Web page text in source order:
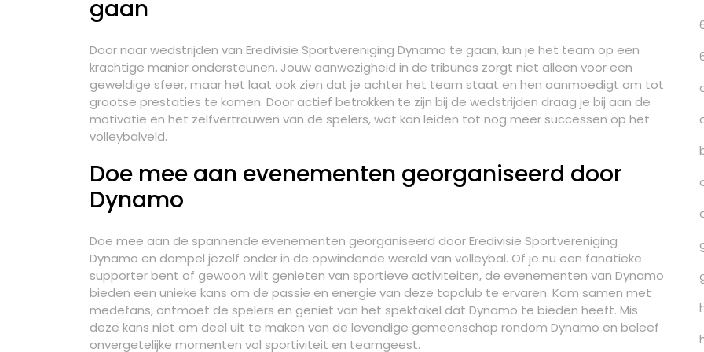
gaan
Door naar wedstrijden van Eredivisie Sportvereniging Dynamo te gaan, kun je het team op een
krachtige manier ondersteunen. Jouw aanwezigheid in de tribunes zorgt niet alleen voor een
geweldige sfeer, maar het laat ook zien dat je achter het team staat en hen aanmoedigt om tot
grootse prestaties te komen. Door actief betrokken te zijn bij de wedstrijden draag je bij aan de
motivatie en het zelfvertrouwen van de spelers, wat kan leiden tot nog meer successen op het
volleybalveld.
Doe mee aan evenementen georganiseerd door
Dynamo
Doe mee aan de spannende evenementen georganiseerd door Eredivisie Sportvereniging
Dynamo en dompel jezelf onder in de opwindende wereld van volleybal. Of je nu een fanatieke
supporter bent of gewoon wilt genieten van sportieve activiteiten, de evenementen van Dynamo
bieden een unieke kans om de passie en energie van deze topclub te ervaren. Kom samen met
medefans, ontmoet de spelers en geniet van het spektakel dat Dynamo te bieden heeft. Mis
deze kans niet om deel uit te maken van de levendige gemeenschap rondom Dynamo en beleef
onvergetelijke momenten vol sportiviteit en teamgeest.